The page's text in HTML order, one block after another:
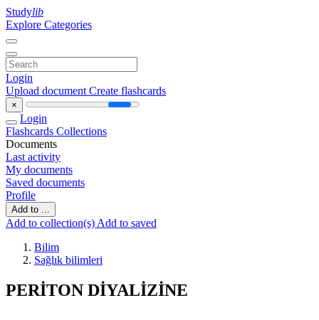
Studylib
Explore Categories
Login
Upload document Create flashcards
×
Login
Flashcards Collections
Documents
Last activity
My documents
Saved documents
Profile
Add to ...
Add to collection(s) Add to saved
Bilim
Sağlık bilimleri
PERİTON DİYALİZİNE